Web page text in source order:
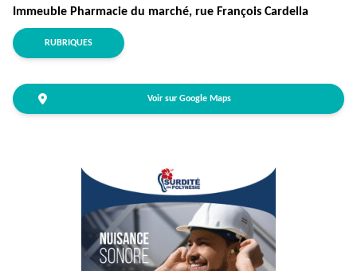
Immeuble Pharmacie du marché, rue François Cardella
RUBRIQUES
Voir sur Google Maps